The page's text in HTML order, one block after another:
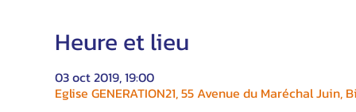
Heure et lieu
03 oct 2019, 19:00
Eglise GENERATION21, 55 Avenue du Maréchal Juin,